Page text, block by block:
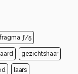
ƒ/5
gezichtshaar
laars